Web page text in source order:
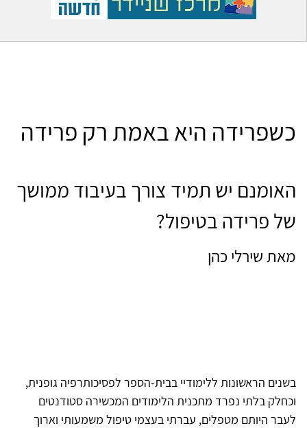
כשפרידה היא באמת רק פרידה
האומנם יש תמיד צורך בעיבוד ממושך
של פרידה בטיפול?
מאת שירלי כהן
בשנים הראשונות ללימודיי בבית-הספר לפסיכותרפיה גופנית,
וכחלק בלתי נפרד מתכנית הלימודים המכשירה סטודנטים
לעבר היותם מטפלים, עברתי בעצמי טיפול משמעותי וארוך